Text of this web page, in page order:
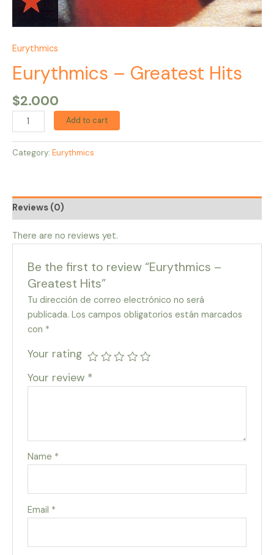
Eurythmics
Eurythmics – Greatest Hits
$2.000
Add to cart
Category: Eurythmics
Reviews (0)
There are no reviews yet.
Be the first to review “Eurythmics –
Greatest Hits”
Tu dirección de correo electrónico no será
publicada. Los campos obligatorios están marcados
con *
Your rating
Your review *
Name *
Email *